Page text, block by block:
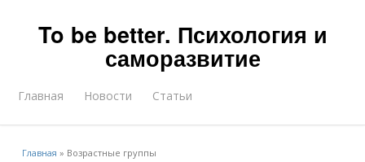
To be better. Психология и
саморазвитие
Главная Новости Статьи
Главная » Возрастные группы